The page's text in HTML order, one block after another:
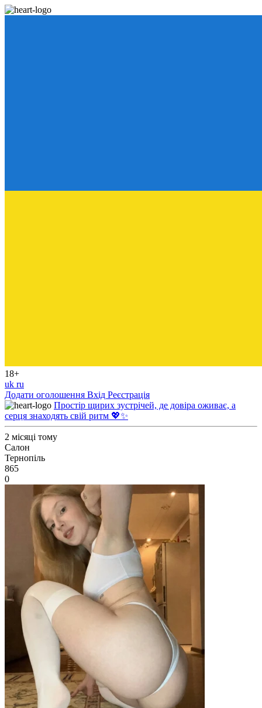
18+
uk ru
Додати оголошення Вхід Реєстрація
Простір щирих зустрічей, де довіра оживає, а
серця знаходять свій ритм 💖✨
2 місяці тому
Салон
Тернопіль
865
0